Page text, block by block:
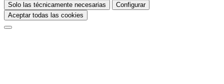
Solo las técnicamente necesarias
Configurar
Aceptar todas las cookies